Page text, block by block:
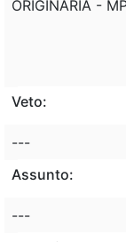
ORIGINARIA -
Veto:
---
Assunto:
---